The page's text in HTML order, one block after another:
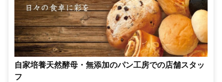
自家培養天然酵母・無添加のパン工房での店舗スタッ
フ